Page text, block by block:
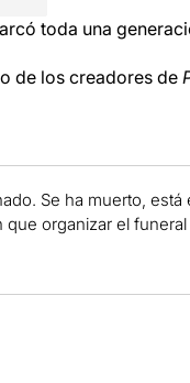
toda una
de los creadores de
Se ha muerto,
organizar el